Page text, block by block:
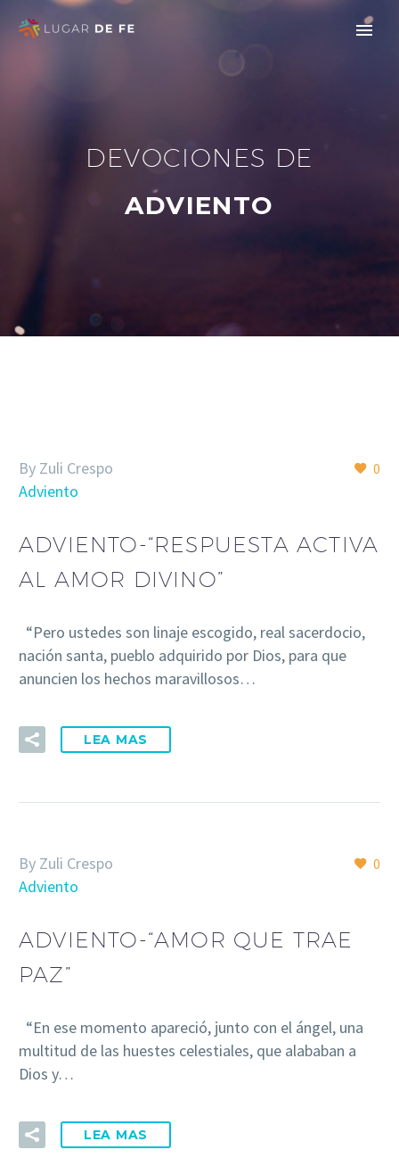
DEVOCIONES DE
ADVIENTO
0
By Zuli Crespo
Adviento
ADVIENTO-“RESPUESTA ACTIVA
AL AMOR DIVINO”
“Pero ustedes son linaje escogido, real sacerdocio,
nación santa, pueblo adquirido por Dios, para que
anuncien los hechos maravillosos…
LEA MAS
0
By Zuli Crespo
Adviento
ADVIENTO-“AMOR QUE TRAE
PAZ”
“En ese momento apareció, junto con el ángel, una
multitud de las huestes celestiales, que alababan a
Dios y…
LEA MAS